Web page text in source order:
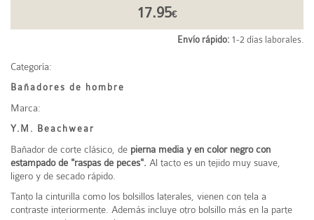
17.95€
Envío rápido: 1-2 días laborales.
Categoría:
Bañadores de hombre
Marca:
Y.M. Beachwear
Bañador de corte clásico, de pierna media y en color negro con
estampado de "raspas de peces". Al tacto es un tejido muy suave,
ligero y de secado rápido.
Tanto la cinturilla como los bolsillos laterales, vienen con tela a
contraste interiormente. Además incluye otro bolsillo más en la parte